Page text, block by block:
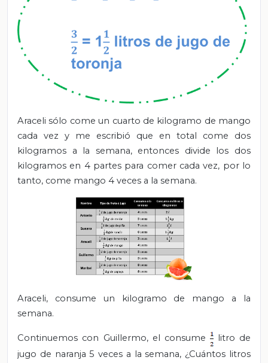
Araceli sólo come un cuarto de kilogramo de mango
cada vez y me escribió que en total come dos
kilogramos a la semana, entonces divide los dos
kilogramos en 4 partes para comer cada vez, por lo
tanto, come mango 4 veces a la semana.
Araceli, consume un kilogramo de mango a la
semana.
Continuemos con Guillermo, el consume
litro de
jugo de naranja 5 veces a la semana, ¿Cuántos litros